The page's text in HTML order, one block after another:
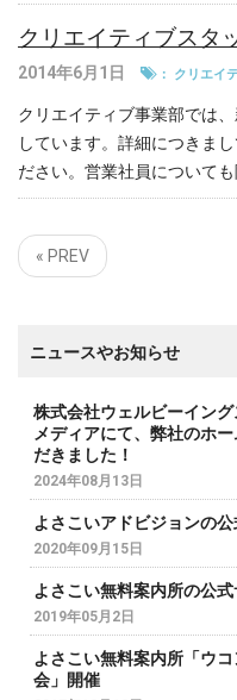
クリエイティブスタ
2014年6月1日 ： クリエイ
クリエイティブ事業部では
しています。詳細につきま
ださい。営業社員について
« PREV
ニュースやお知らせ
株式会社ウェルビーイン
メディアにて、弊社のホ
だきました！
2024年08月13日
よさこいアドビジョンの
2020年09月15日
よさこい無料案内所の公
2019年05月2日
よさこい無料案内所「ウ
会」開催